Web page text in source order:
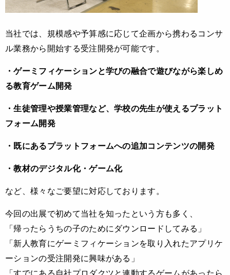
当社では、規模感や予算感に応じて企画から携わるコンサ
ル業務から開始する受注開発が可能です。
・ゲーミフィケーションと学びの融合で遊びながら楽しめ
る教育ゲーム開発
・生徒管理や授業管理など、学校の先生が使えるプラット
フォーム開発
・既にあるプラットフォームへの追加コンテンツの開発
・教材のデジタル化・ゲーム化
など、様々なご要望に対応しております。
今回の出展で初めて当社を知ったという方も多く、
「帰ったらうちの子のためにダウンロードしてみる」
「新人教育にゲーミフィケーションを取り入れたアプリケ
ーションの受注開発に興味がある」
「すでにある自社プロダクツと連動するゲームがあったら